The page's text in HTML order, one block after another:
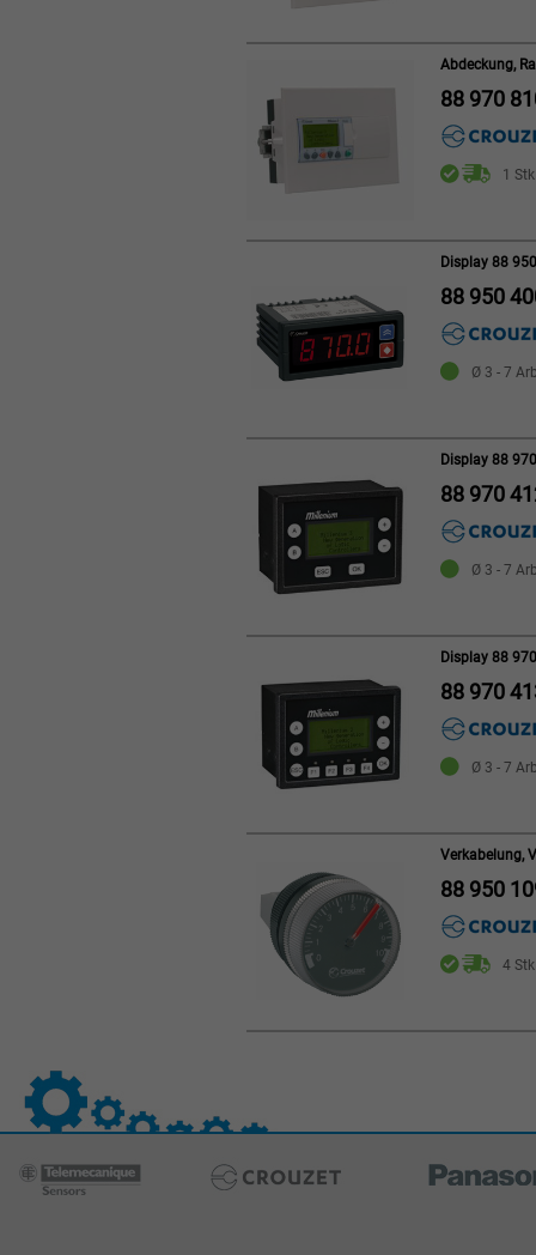
Abdeckung,
88 970
1
Display 88
88 950
Ø 3 - 7
Display 88
88 970
Ø 3 - 7
Display 88
88 970
Ø 3 - 7
Verkabelung,
88 950
4